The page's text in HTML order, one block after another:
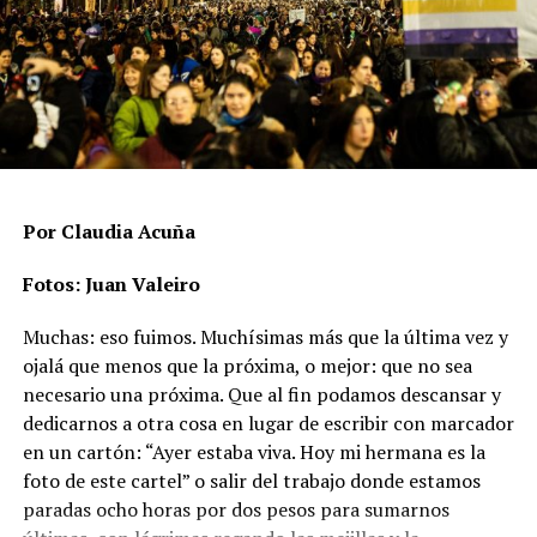
Más de un tercio de los casos corresponde a ataques
contra el derecho a la vida, que incluyen asesinatos,
suicidios o muertes vinculadas a condiciones
estructurales, mientras que casi dos tercios son
agresiones físicas que no terminaron en muerte. Rachid
aclara que hay un subregistro, “porque hay casos donde
relacionada a la posibilidad de un crimen de odio”.
En ese punto aparece uno de los datos más significativos
año y pasaron de 73 a 147 casos, un incremento del
101,4%.
Las muertes vinculadas a crímenes de odio se mantienen
altas y con un patrón sostenido. En 2024 se registraron
67 casos (17 asesinatos, 44 muertes por violencia
estructural y 6 suicidios), mientras que en 2025 la cifra
Por Claudia Acuña
Fotos: Juan Valeiro
Muchas: eso fuimos. Muchísimas más que la última vez y
ojalá que menos que la próxima, o mejor: que no sea
necesario una próxima. Que al fin podamos descansar y
dedicarnos a otra cosa en lugar de escribir con marcador
en un cartón: “Ayer estaba viva. Hoy mi hermana es la
foto de este cartel” o salir del trabajo donde estamos
paradas ocho horas por dos pesos para sumarnos